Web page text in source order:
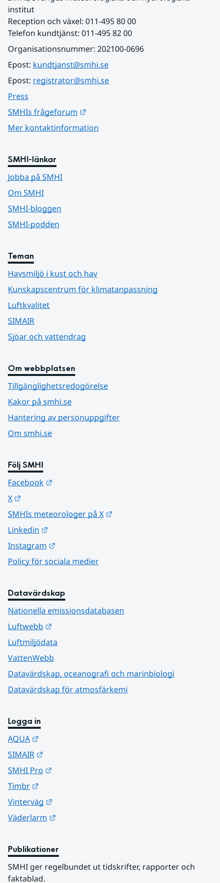
institut
Reception och växel: 011-495 80 00
Telefon kundtjänst: 011-495 82 00
Organisationsnummer: 202100-0696
Epost: kundtjanst@smhi.se
Epost: registrator@smhi.se
Press
SMHIs frågeforum
Mer kontaktinformation
SMHI-länkar
Jobba på SMHI
Om SMHI
SMHI-bloggen
SMHI-podden
Teman
Havsmiljö i kust och hav
Kunskapscentrum för klimatanpassning
Luftkvalitet
SIMAIR
Sjöar och vattendrag
Om webbplatsen
Tillgänglighetsredogörelse
Kakor på smhi.se
Hantering av personuppgifter
Om smhi.se
Följ SMHI
Facebook
X
SMHIs meteorologer på X
Linkedin
Instagram
Policy för sociala medier
Datavärdskap
Nationella emissionsdatabasen
Luftwebb
Luftmiljödata
VattenWebb
Datavärdskap, oceanografi och marinbiologi
Datavärdskap för atmosfärkemi
Logga in
AQUA
SIMAIR
SMHI Pro
Timbr
Vinterväg
Väderlarm
Publikationer
SMHI ger regelbundet ut tidskrifter, rapporter och
faktablad.